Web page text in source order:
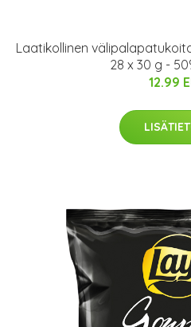
Laatikollinen
28 x 30 g -
12.99